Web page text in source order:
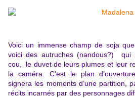
Voici un immense champ de soja
voici des autruches (nandous?) qui
cou, le duvet de leurs plumes et leur
la caméra. C’est le plan
signera les moments d’une partition,
récits incarnés par des personnages